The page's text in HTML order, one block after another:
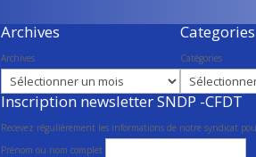
Archives
Archives
Categories
Catégories
Inscription newsletter SNDP -CFDT
Recevez régulièrement les informations de notre syndicat
Prénom ou nom complet